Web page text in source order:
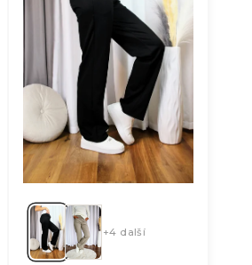
+4 další